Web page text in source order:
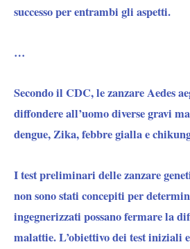
successo per entrambi gli aspetti.
…
Secondo il CDC, le zanzare Aedes
diffondere all’uomo diverse gravi
dengue, Zika, febbre gialla e
I test preliminari delle zanzare
non sono stati concepiti per
ingegnerizzati possano fermare la
malattie. L’obiettivo dei test iniziali